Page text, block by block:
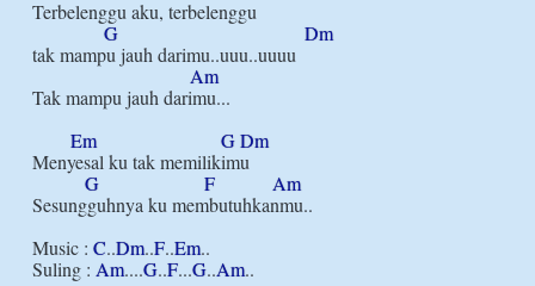
Terbelenggu aku, terbelenggu
G
Dm
tak mampu jauh darimu..uuu..uuuu
Am
Tak mampu jauh darimu...
Em
GDm
Menyesal ku tak memilikimu
G
F
Am
Sesungguhnya ku membutuhkanmu..
Music : C..Dm..F..Em..
Suling : Am....G..F...G..Am..